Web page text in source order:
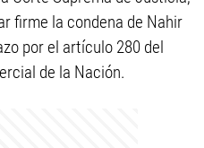
firme la condena de Nahir
por el artículo 280 del
de la Nación.